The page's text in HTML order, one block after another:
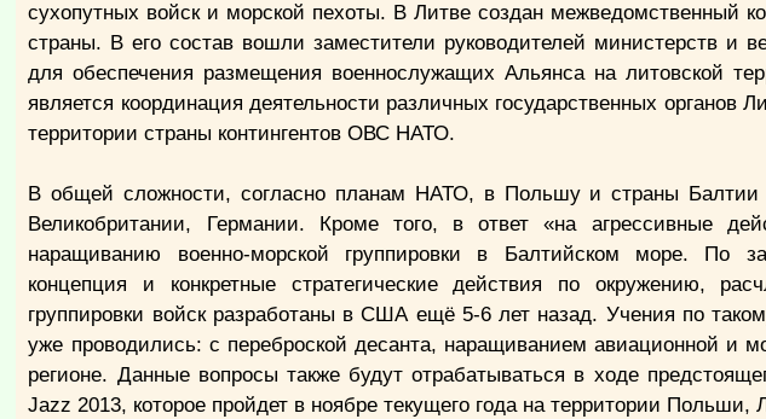
сухопутных войск и морской пехоты. В Литве создан межведомственный
страны. В его состав вошли заместители руководителей министерств и
для обеспечения размещения военнослужащих Альянса на литовской
является координация деятельности различных государственных органов
территории страны контингентов ОВС НАТО.
В общей сложности, согласно планам НАТО, в Польшу и страны
Великобритании, Германии. Кроме того, в ответ «на агрессивные
наращиванию военно-морской группировки в Балтийском море. По
концепция и конкретные стратегические действия по окружению,
группировки войск разработаны в США ещё 5-6 лет назад. Учения по
уже проводились: с переброской десанта, наращиванием авиационной и
регионе. Данные вопросы также будут отрабатываться в ходе
Jazz 2013, которое пройдет в ноябре текущего года на территории Польши,